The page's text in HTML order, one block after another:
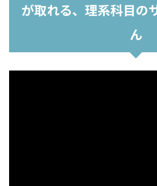
が取れる、理系科目
ん